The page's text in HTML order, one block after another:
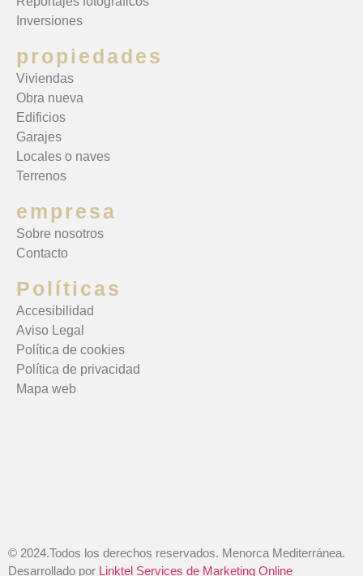
Inversiones
propiedades
Viviendas
Obra nueva
Edificios
Garajes
Locales o naves
Terrenos
empresa
Sobre nosotros
Contacto
Políticas
Accesibilidad
Aviso Legal
Política de cookies
Política de privacidad
Mapa web
© 2024.Todos los derechos reservados. Menorca Mediterránea.
Desarrollado por Linktel Services de Marketing Online